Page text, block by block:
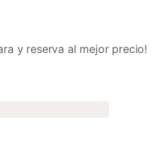
y reserva al mejor precio!